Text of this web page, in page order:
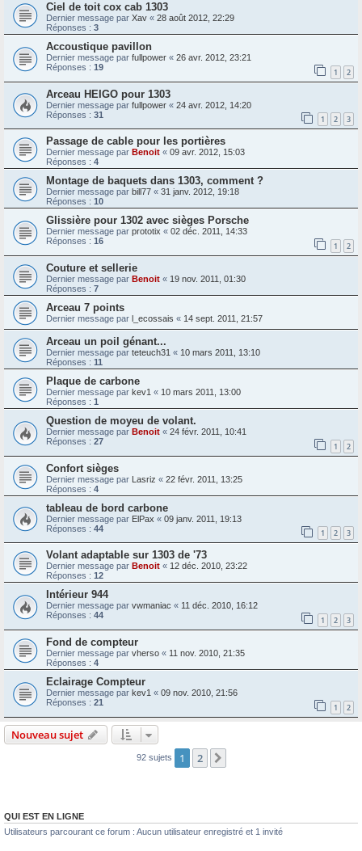
Ciel de toit cox cab 1303
Dernier message par Xav « 28 août 2012, 22:29
Réponses : 3
Accoustique pavillon
Dernier message par fullpower « 26 avr. 2012, 23:21
Réponses : 19 1 2
Arceau HEIGO pour 1303
Dernier message par fullpower « 24 avr. 2012, 14:20
Réponses : 31 1 2 3
Passage de cable pour les portières
Dernier message par Benoit « 09 avr. 2012, 15:03
Réponses : 4
Montage de baquets dans 1303, comment ?
Dernier message par bill77 « 31 janv. 2012, 19:18
Réponses : 10
Glissière pour 1302 avec sièges Porsche
Dernier message par prototix « 02 déc. 2011, 14:33
Réponses : 16 1 2
Couture et sellerie
Dernier message par Benoit « 19 nov. 2011, 01:30
Réponses : 7
Arceau 7 points
Dernier message par l_ecossais « 14 sept. 2011, 21:57
Arceau un poil génant...
Dernier message par teteuch31 « 10 mars 2011, 13:10
Réponses : 11
Plaque de carbone
Dernier message par kev1 « 10 mars 2011, 13:00
Réponses : 1
Question de moyeu de volant.
Dernier message par Benoit « 24 févr. 2011, 10:41
Réponses : 27 1 2
Confort sièges
Dernier message par Lasriz « 22 févr. 2011, 13:25
Réponses : 4
tableau de bord carbone
Dernier message par ElPax « 09 janv. 2011, 19:13
Réponses : 44 1 2 3
Volant adaptable sur 1303 de '73
Dernier message par Benoit « 12 déc. 2010, 23:22
Réponses : 12
Intérieur 944
Dernier message par vwmaniac « 11 déc. 2010, 16:12
Réponses : 44 1 2 3
Fond de compteur
Dernier message par vherso « 11 nov. 2010, 21:35
Réponses : 4
Eclairage Compteur
Dernier message par kev1 « 09 nov. 2010, 21:56
Réponses : 21 1 2
Nouveau sujet
92 sujets 1 2
QUI EST EN LIGNE
Utilisateurs parcourant ce forum : Aucun utilisateur enregistré et 1 invité